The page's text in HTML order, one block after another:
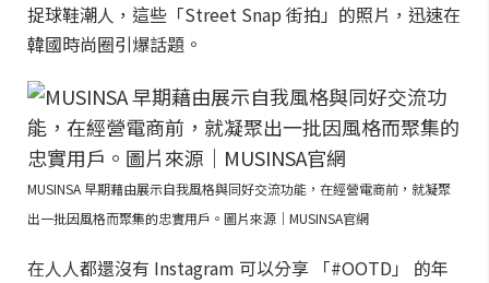
捉球鞋潮人，這些「Street Snap 街拍」的照片，迅速在
韓國時尚圈引爆話題。
MUSINSA 早期藉由展示自我風格與同好交流功能，在經營電商前，就凝聚
出一批因風格而聚集的忠實用戶。圖片來源｜MUSINSA官網
在人人都還沒有 Instagram 可以分享 「#OOTD」 的年